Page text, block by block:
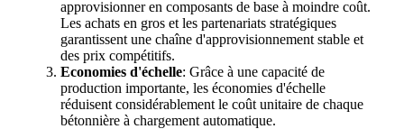
approvisionner en composants de base à moindre coût.
Les achats en gros et les partenariats stratégiques
garantissent une chaîne d'approvisionnement stable et
des prix compétitifs.
Economies d'échelle: Grâce à une capacité de
production importante, les économies d'échelle
réduisent considérablement le coût unitaire de chaque
bétonnière à chargement automatique.